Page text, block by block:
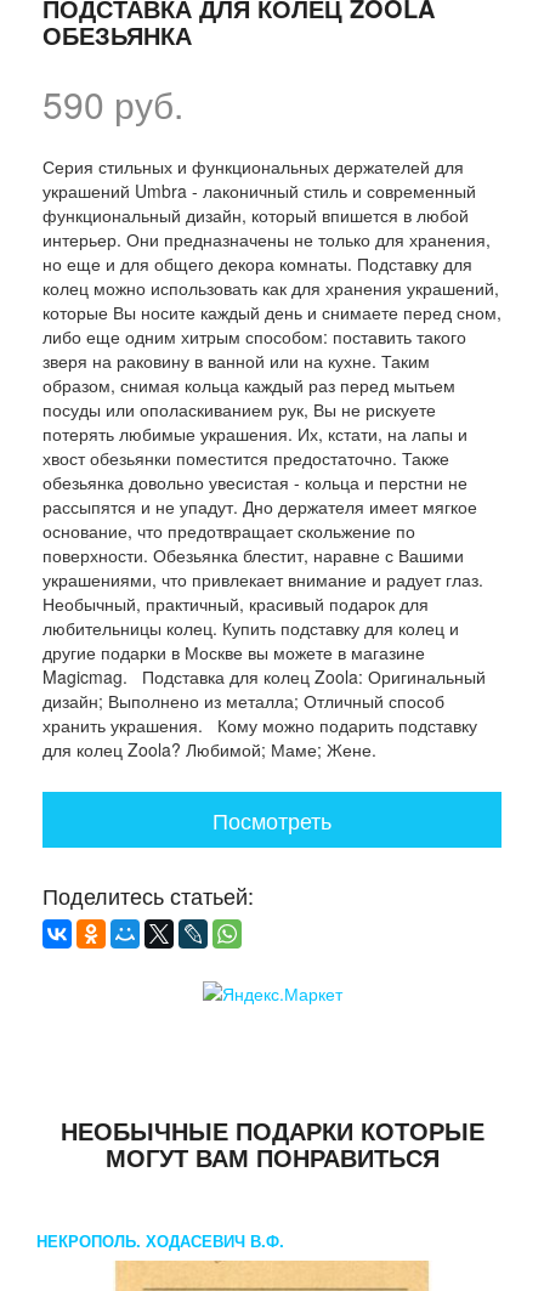
ПОДСТАВКА ДЛЯ КОЛЕЦ ZOOLA
ОБЕЗЬЯНКА
590 руб.
Серия стильных и функциональных держателей для
украшений Umbra - лаконичный стиль и современный
функциональный дизайн, который впишется в любой
интерьер. Они предназначены не только для хранения,
но еще и для общего декора комнаты. Подставку для
колец можно использовать как для хранения украшений,
которые Вы носите каждый день и снимаете перед сном,
либо еще одним хитрым способом: поставить такого
зверя на раковину в ванной или на кухне. Таким
образом, снимая кольца каждый раз перед мытьем
посуды или ополаскиванием рук, Вы не рискуете
потерять любимые украшения. Их, кстати, на лапы и
хвост обезьянки поместится предостаточно. Также
обезьянка довольно увесистая - кольца и перстни не
рассыпятся и не упадут. Дно держателя имеет мягкое
основание, что предотвращает скольжение по
поверхности. Обезьянка блестит, наравне с Вашими
украшениями, что привлекает внимание и радует глаз.
Необычный, практичный, красивый подарок для
любительницы колец. Купить подставку для колец и
другие подарки в Москве вы можете в магазине
Magicmag. Подставка для колец Zoola: Оригинальный
дизайн; Выполнено из металла; Отличный способ
хранить украшения. Кому можно подарить подставку
для колец Zoola? Любимой; Маме; Жене.
Посмотреть
Поделитесь статьей:
НЕОБЫЧНЫЕ ПОДАРКИ КОТОРЫЕ
МОГУТ ВАМ ПОНРАВИТЬСЯ
НЕКРОПОЛЬ. ХОДАСЕВИЧ В.Ф.